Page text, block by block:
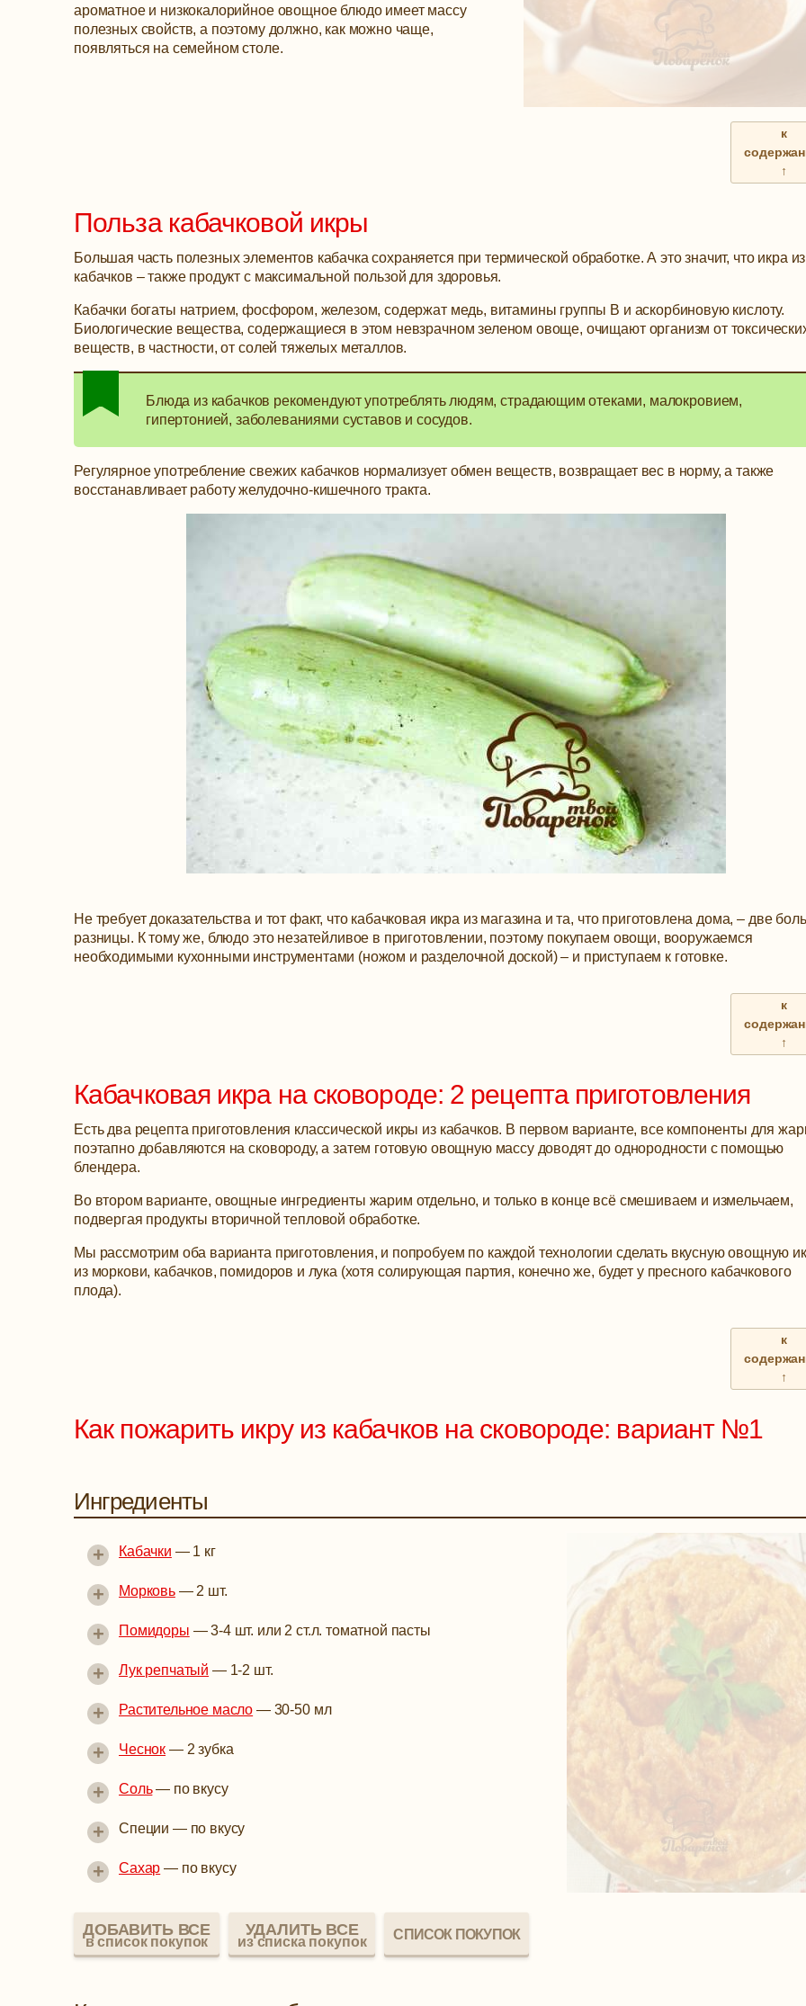
ароматное и низкокалорийное овощное блюдо имеет массу
полезных свойств, а поэтому должно, как можно чаще,
появляться на семейном столе.
к
↑
Польза кабачковой икры
Большая часть полезных элементов кабачка сохраняется при термической обработке. А это значит, что икра из
кабачков – также продукт с максимальной пользой для здоровья.
Кабачки богаты натрием, фосфором, железом, содержат медь, витамины группы В и аскорбиновую кислоту.
Биологические вещества, содержащиеся в этом невзрачном зеленом овоще, очищают организм от
веществ, в частности, от солей тяжелых металлов.
Блюда из кабачков рекомендуют употреблять людям, страдающим отеками, малокровием,
гипертонией, заболеваниями суставов и сосудов.
Регулярное употребление свежих кабачков нормализует обмен веществ, возвращает вес в норму, а также
восстанавливает работу желудочно-кишечного тракта.
Не требует доказательства и тот факт, что кабачковая икра из магазина и та, что приготовлена дома, – две
разницы. К тому же, блюдо это незатейливое в приготовлении, поэтому покупаем овощи, вооружаемся
необходимыми кухонными инструментами (ножом и разделочной доской) – и приступаем к готовке.
к
↑
Кабачковая икра на сковороде: 2 рецепта приготовления
Есть два рецепта приготовления классической икры из кабачков. В первом варианте, все компоненты для
поэтапно добавляются на сковороду, а затем готовую овощную массу доводят до однородности с помощью
блендера.
Во втором варианте, овощные ингредиенты жарим отдельно, и только в конце всё смешиваем и измельчаем,
подвергая продукты вторичной тепловой обработке.
Мы рассмотрим оба варианта приготовления, и попробуем по каждой технологии сделать вкусную овощную
из моркови, кабачков, помидоров и лука (хотя солирующая партия, конечно же, будет у пресного кабачкового
плода).
к
↑
Как пожарить икру из кабачков на сковороде: вариант №1
Ингредиенты
Кабачки — 1 кг
+
Морковь— 2 шт.
+
Помидоры —3-4 шт. или 2 ст.л. томатной пасты
+
Лук репчатый — 1-2 шт.
+
Растительное масло — 30-50 мл
+
Чеснок — 2 зубка
+
Соль— по вкусу
+
Специи — по вкусу
+
Сахар — по вкусу
+
ДОБАВИТЬ ВСЕ
в список покупок
УДАЛИТЬ ВСЕ
из списка покупок СПИСОК ПОКУПОК